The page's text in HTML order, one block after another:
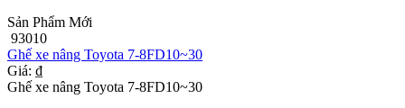
Sản Phẩm Mới
93010
Ghế xe nâng Toyota 7-8FD10~30
Giá: ₫
Ghế xe nâng Toyota 7-8FD10~30